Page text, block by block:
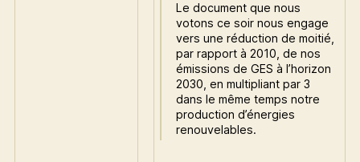
Le document que nous
votons ce soir nous engage
vers une réduction de moitié,
par rapport à 2010, de nos
émissions de GES à l’horizon
2030, en multipliant par 3
dans le même temps notre
production d’énergies
renouvelables.